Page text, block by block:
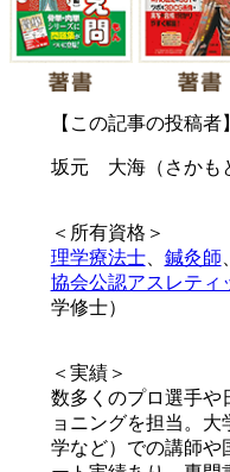
【この記事の投稿者】
坂元 大海（さかも
＜所有資格＞
理学療法士、 鍼灸師
協会公認アスレティ
学修士）
＜実績＞
数多くのプロ選手や
ョニングを担当。
学など）での講師や